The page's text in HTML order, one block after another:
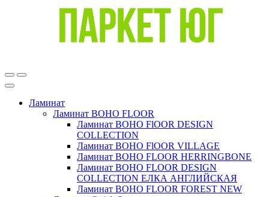
Ламинат
Ламинат BOHO FLOOR
Ламинат BOHO FlOOR DESIGN
COLLECTION
Ламинат BOHO FlOOR VILLAGE
Ламинат BOHO FLOOR HERRINGBONE
Ламинат BOHO FLOOR DESIGN
COLLECTION ЕЛКА АНГЛИЙСКАЯ
Ламинат BOHO FLOOR FOREST NEW